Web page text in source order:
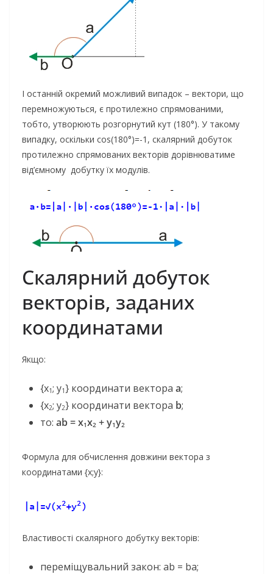
І останній окремий можливий випадок – вектори, що
перемножуються, є протилежно спрямованими,
тобто, утворюють розгорнутий кут (180°). У такому
випадку, оскільки cos(180°)=-1, скалярний добуток
протилежно спрямованих векторів дорівнюватиме
від’ємному добутку їх модулів.
Скалярний добуток
векторів, заданих
координатами
Якщо:
{x1; y1} координати вектора a;
{x2; y2} координати вектора b;
то: ab = x1x2 + y1y2
Формула для обчислення довжини вектора з
координатами {x;y}:
Властивості скалярного добутку векторів:
переміщувальний закон: ab = ba;